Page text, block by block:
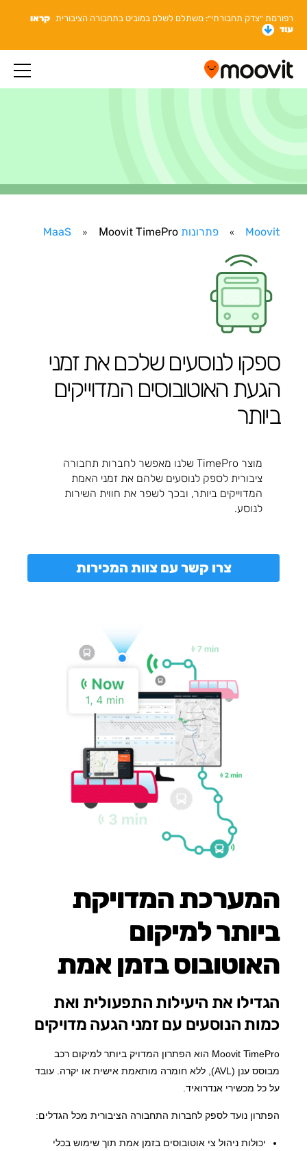
רפורמת ״צדק תחבורתי״: משתלם לשלם במוביט בתחבורה הציבורית קראו
עוד
Moovit
» פתרונות MaaS » Moovit TimePro
ספקו לנוסעים שלכם את זמני
הגעת האוטובוסים המדוייקים
ביותר
מוצר TimePro שלנו מאפשר לחברות תחבורה
ציבורית לספק לנוסעים שלהם את זמני האמת
המדוייקים ביותר, ובכך לשפר את חווית השירות
לנוסע.
צרו קשר עם צוות המכירות
המערכת המדויקת
ביותר למיקום
האוטובוס בזמן אמת
הגדילו את היעילות התפעולית ואת
כמות הנוסעים עם זמני הגעה מדויקים
Moovit TimePro הוא הפתרון המדויק ביותר למיקום רכב
מבוסס ענן (AVL), ללא חומרה מותאמת אישית או יקרה. עובד
על כל מכשירי אנדרואיד.
הפתרון נועד לספק לחברות התחבורה הציבורית מכל הגדלים:
יכולות ניהול צי אוטובוסים בזמן אמת תוך שימוש בכלי